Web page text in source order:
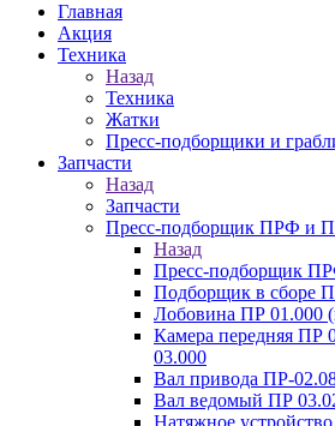
Главная
Акция
Техника
Назад
Техника
Жатки
Пресс-подборщики и
Запчасти
Назад
Запчасти
Пресс-подборщик ПРФ и
Назад
Пресс-подборщик
Подборщик в сборе
Лобовина ПР 01.000
Камера передняя ПР
03.000
Вал привода ПР-
Вал ведомый ПР
Натяжное